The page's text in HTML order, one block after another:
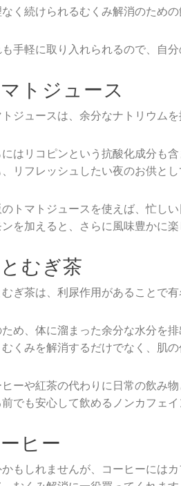
く続けられるむくみ解消のため
も手軽に取り入れられるので、自
マトジュース
トジュースは、余分なナトリウム
にはリコピンという抗酸化成分も
リフレッシュしたい夜のお供とし
トマトジュースを使えば、忙し
ンを加えると、さらに風味豊かに楽
むぎ茶
ぎ茶は、利尿作用があることで有
ため、体に溜まった余分な水分を
くみを解消するだけでなく、肌の
ヒーや紅茶の代わりに日常の飲み
でも安心して飲めるノンカフェイ
ヒー
もしれませんが、コーヒーには